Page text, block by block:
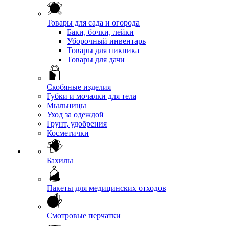
Товары для сада и огорода
Баки, бочки, лейки
Уборочный инвентарь
Товары для пикника
Товары для дачи
Скобяные изделия
Губки и мочалки для тела
Мыльницы
Уход за одеждой
Грунт, удобрения
Косметички
Бахилы
Пакеты для медицинских отходов
Смотровые перчатки